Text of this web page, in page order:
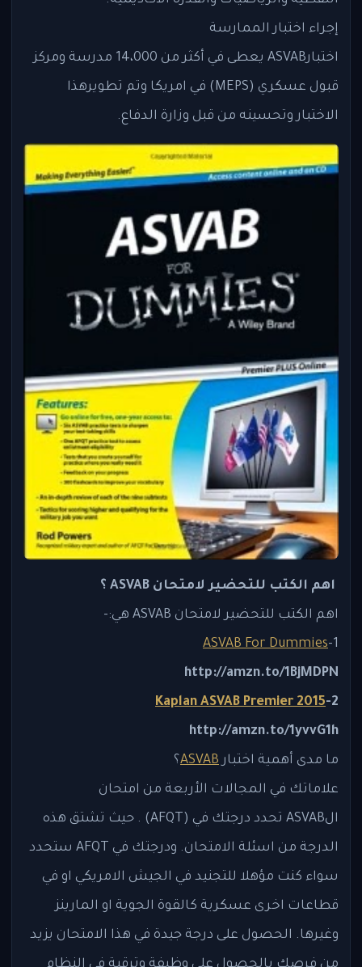
إجراء اختبار الممارسة
اختبارASVAB يعطى في أكثر من 14،000 مدرسة ومركز
قبول عسكري (MEPS) في امريكا وتم تطويرهذا
الاختبار وتحسينه من قبل وزارة الدفاع.
اهم الكتب للتحضير لامتحان ASVAB ؟
اهم الكتب للتحضير لامتحان ASVAB هي:-
1-
ASVAB For Dummies
http://amzn.to/1BjMDPN
2-
Kaplan ASVAB Premier 2015
http://amzn.to/1yvvG1h
ما مدى أهمية اختبارASVAB؟
علاماتك في المجالات الأربعة من امتحان
الASVAB تحدد درجتك في (AFQT) . حيث تشتق هذه
الدرجة من اسئلة الامتحان. ودرجتك في AFQT ستحدد
سواء كنت مؤهلا للتجنيد في الجيش الامريكي او في
قطاعات اخرى عسكرية كالقوة الجوية او المارينز
وغيرها. الحصول على درجة جيدة في هذا الامتحان يزيد